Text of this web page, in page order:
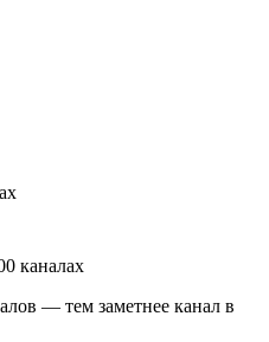
каналах
— тем заметнее канал в